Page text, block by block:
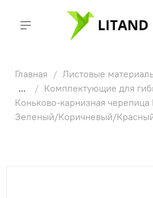
Главная
Листовые
...
Комплектующие для
Коньково-карнизная
Зеленый/Коричневый/